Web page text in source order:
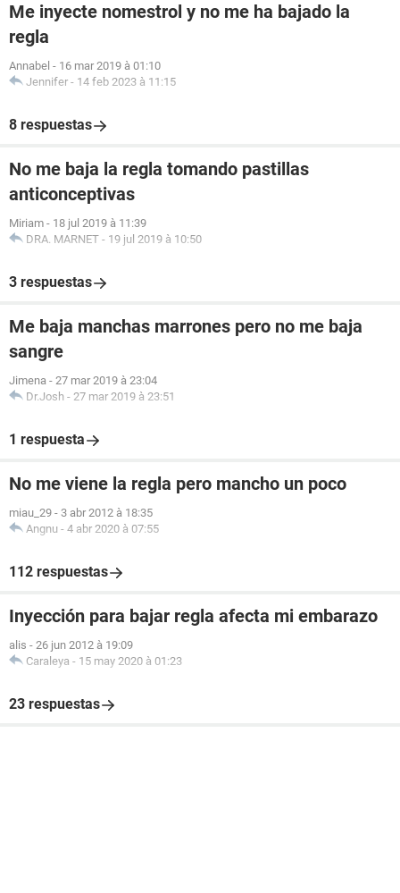
Me inyecte nomestrol y no me ha bajado la
regla
Annabel - 16 mar 2019 à 01:10
Jennifer - 14 feb 2023 à 11:15
8 respuestas
No me baja la regla tomando pastillas
anticonceptivas
Miriam - 18 jul 2019 à 11:39
DRA. MARNET - 19 jul 2019 à 10:50
3 respuestas
Me baja manchas marrones pero no me baja
sangre
Jimena - 27 mar 2019 à 23:04
Dr.Josh - 27 mar 2019 à 23:51
1 respuesta
No me viene la regla pero mancho un poco
miau_29 - 3 abr 2012 à 18:35
Angnu - 4 abr 2020 à 07:55
112 respuestas
Inyección para bajar regla afecta mi embarazo
alis - 26 jun 2012 à 19:09
Caraleya - 15 may 2020 à 01:23
23 respuestas